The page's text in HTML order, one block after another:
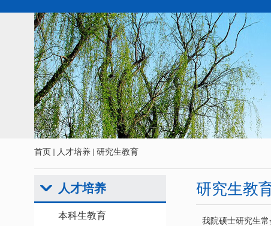
首页 人才培养 研究生教育
人才培养
本科生教育
研究生教
我院硕士研究生